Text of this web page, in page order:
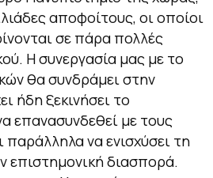
αποφοίτους, οι οποίοι
σε πάρα πολλές
Η συνεργασία μας με το
θα συνδράμει στην
ήδη ξεκινήσει το
επανασυνδεθεί με τους
να ενισχύσει τη
επιστημονική διασπορά.